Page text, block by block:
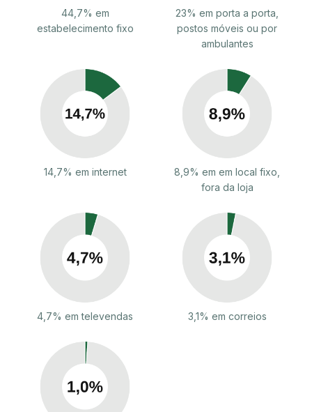
44,7% em
estabelecimento fixo
23% em porta a porta,
postos móveis ou por
ambulantes
14,7% em internet
8,9% em em local fixo,
fora da loja
4,7% em televendas 3,1% em correios